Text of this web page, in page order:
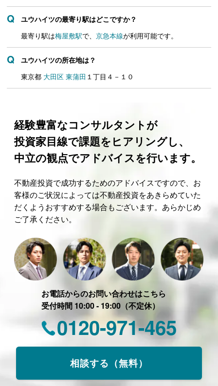
ユウハイツの最寄り駅はどこですか？
最寄り駅は梅屋敷駅で、 京急本線が利用可能です。
ユウハイツの所在地は？
東京都 大田区 東蒲田 １丁目４－１０
経験豊富なコンサルタントが
投資家目線で課題をヒアリングし、
中立の観点でアドバイスを行います。
不動産投資で成功するためのアドバイスですので、お
客様のご状況によっては不動産投資をあきらめていた
だくようおすすめする場合もございます。あらかじめ
ご了承ください。
お電話からのお問い合わせはこちら
受付時間 10:00 - 19:00（不定休）
0120-971-465
相談する（無料）